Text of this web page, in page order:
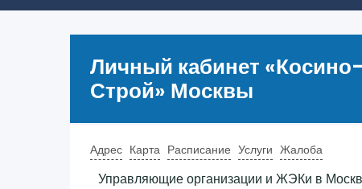
Личный кабинет
Строй»‎ Москвы
Адрес Карта Расписание Услуги Жалоба
Управляющие организации и ЖЭКи в